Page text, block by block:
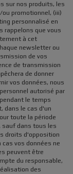
sur nos produits, les
promotionnel, (iii)
personnalisé en
rappelons que vous
à cet
newsletter ou
de vos
de transmission
de donner
vos données, nous
autorisé par
le temps
dans le cas d'un
toute la période
sauf dans tous les
droits d'opposition
vos données ne
peuvent être
du responsable,
des